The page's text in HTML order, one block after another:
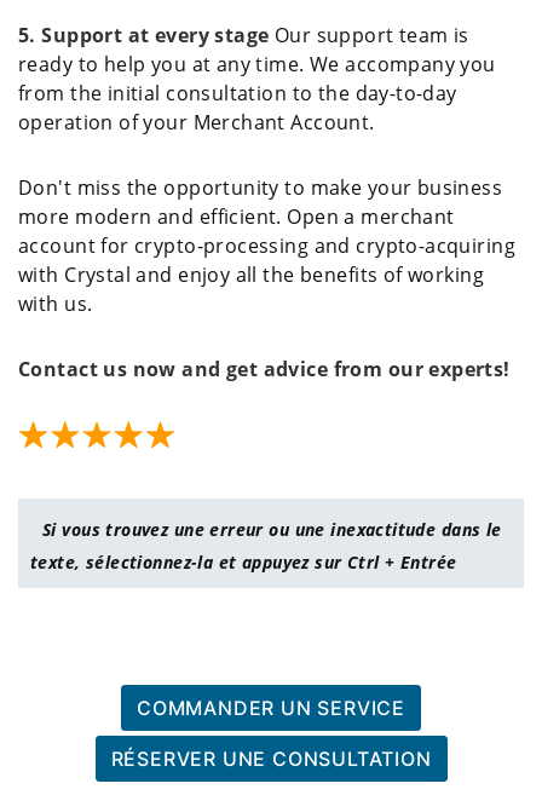
5. Support at every stage Our support team is
ready to help you at any time. We accompany you
from the initial consultation to the day-to-day
operation of your Merchant Account.
Don't miss the opportunity to make your business
more modern and efficient. Open a merchant
account for crypto-processing and crypto-acquiring
with Crystal and enjoy all the benefits of working
with us.
Contact us now and get advice from our experts!
Si vous trouvez une erreur ou une inexactitude dans le
texte, sélectionnez-la et appuyez sur Ctrl + Entrée
COMMANDER UN SERVICE
RÉSERVER UNE CONSULTATION